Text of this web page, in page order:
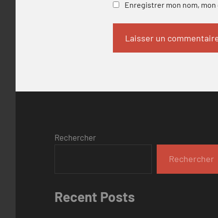
Enregistrer mon nom,
Rechercher
Rechercher
Recent Posts